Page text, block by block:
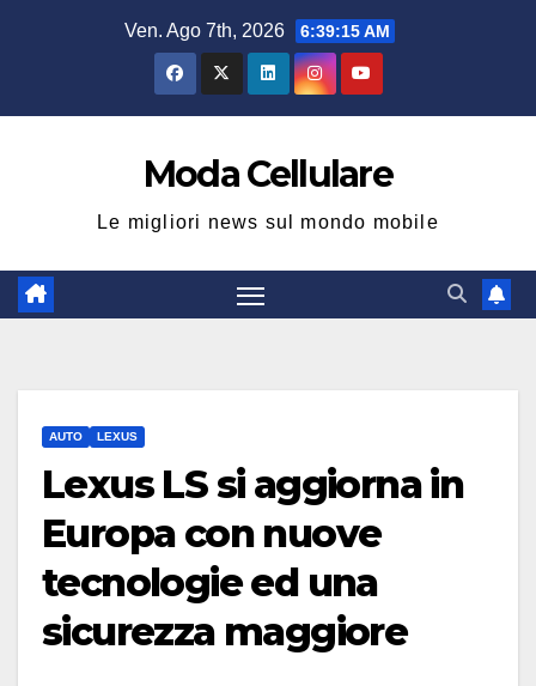
Ven. Ago 7th, 2026 6:39:16 AM
Moda Cellulare
Le migliori news sul mondo mobile
AUTO LEXUS
Lexus LS si aggiorna in
Europa con nuove
tecnologie ed una
sicurezza maggiore